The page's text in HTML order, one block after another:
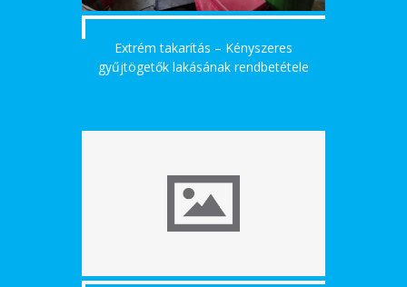
Extrém takarítás – Kényszeres
gyűjtögetők lakásának rendbetétele